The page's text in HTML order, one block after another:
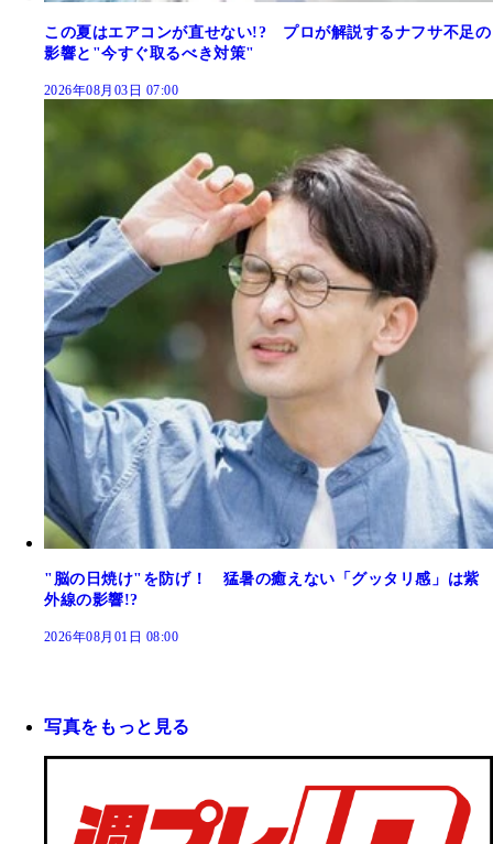
この夏はエアコンが直せない!? プロが解説するナフサ不足の
影響と"今すぐ取るべき対策"
2026年08月03日 07:00
"脳の日焼け"を防げ！ 猛暑の癒えない「グッタリ感」は紫
外線の影響!?
2026年08月01日 08:00
写真をもっと見る